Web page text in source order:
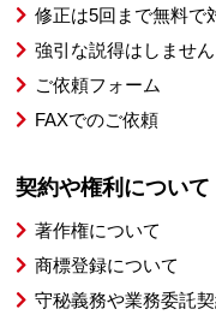
修正は5回まで無料で
強引な説得はしません
ご依頼フォーム
FAXでのご依頼
契約や権利について
著作権について
商標登録について
守秘義務や業務委託